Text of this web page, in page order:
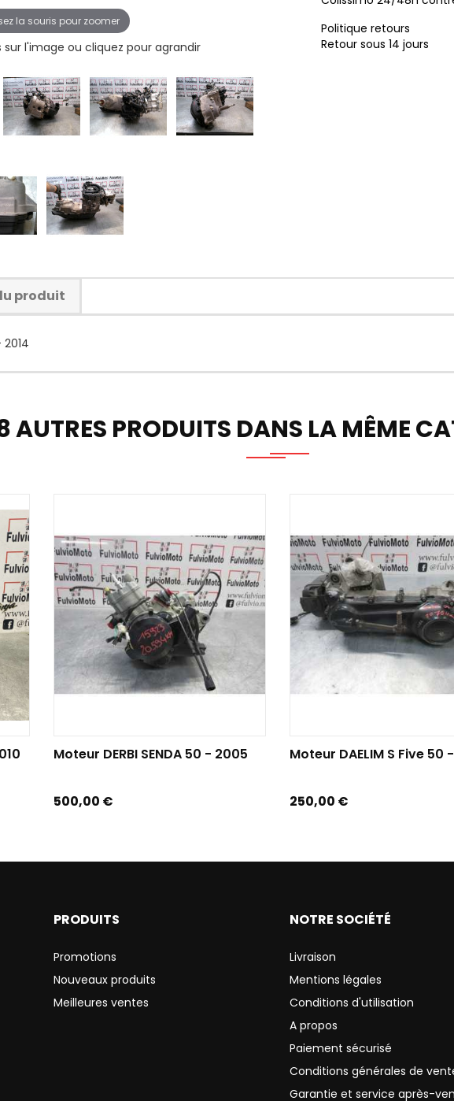
la souris pour zoomer
sur l'image ou cliquez pour agrandir
Politique retours
Retour sous 14 jours
produit
AUTRES PRODUITS DANS LA MÊME
Moteur DERBI SENDA 50 - 2005
Prix
500,00 €
Moteur DAELIM S Five 50
Prix
250,00 €
PRODUITS
Promotions
Nouveaux produits
Meilleures ventes
NOTRE SOCIÉTÉ
Livraison
Mentions légales
Conditions d'utilisation
A propos
Paiement sécurisé
Conditions générales de
Garantie et service après-